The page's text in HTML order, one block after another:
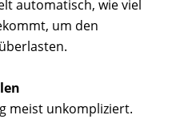
automatisch, wie viel
um den
meist unkompliziert.